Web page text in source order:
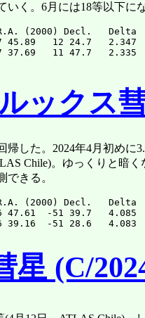
いく。6月には18等以下に
(2000) Decl.
45.89   12 24.7
ックス
帰した。2024年4月初めに
Chile)。ゆっくりと暗
できる。
(2000) Decl.
47.61  -51 39.7
星 (C/